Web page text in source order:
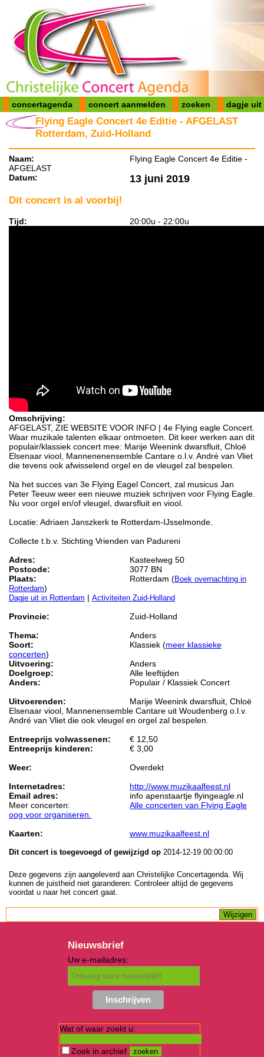
concertagenda concert aanmelden zoeken dagje uit
Flying Eagle Concert 4e Editie - AFGELAST
Rotterdam, Zuid-Holland
Naam:
Flying Eagle Concert 4e Editie -
AFGELAST
Datum:
13 juni 2019
Dit concert is al voorbij!
Tijd: 20:00u - 22:00u
Omschrijving:
AFGELAST, ZIE WEBSITE VOOR INFO | 4e Flying eagle Concert.
Waar muzikale talenten elkaar ontmoeten. Dit keer werken aan dit
populair/klassiek concert mee: Marije Weenink dwarsfluit, Chloë
Elsenaar viool, Mannenenensemble Cantare o.l.v. André van Vliet
die tevens ook afwisselend orgel en de vleugel zal bespelen.
Na het succes van 3e Flying Eagel Concert, zal musicus Jan
Peter Teeuw weer een nieuwe muziek schrijven voor Flying Eagle.
Nu voor orgel en/of vleugel, dwarsfluit en viool.
Locatie: Adriaen Janszkerk te Rotterdam-IJsselmonde.
Collecte t.b.v. Stichting Vrienden van Padureni
Adres:
Kasteelweg 50
Postcode:
3077 BN
Plaats:
Rotterdam (Boek overnachting in
Rotterdam)
Dagje uit in Rotterdam | Activiteiten Zuid-Holland
Provincie:
Zuid-Holland
Thema:
Anders
Soort:
Klassiek (meer klassieke
concerten)
Uitvoering:
Anders
Doelgroep:
Alle leeftijden
Anders:
Populair / Klassiek Concert
Uitvoerenden:
Marije Weenink dwarsfluit, Chloë
Elsenaar viool, Mannenensemble Cantare uit Woudenberg o.l.v.
André van Vliet die ook vleugel en orgel zal bespelen.
Entreeprijs volwassenen:
€ 12,50
Entreeprijs kinderen:
€ 3,00
Weer:
Overdekt
Internetadres:
http://www.muzikaalfeest.nl
Email adres:
info apenstaartje flyingeagle.nl
Meer concerten:
Alle concerten van Flying Eagle
oog voor organiseren.
Kaarten:
www.muzikaalfeest.nl
Dit concert is toegevoegd of gewijzigd op 2014-12-19 00:00:00
Deze gegevens zijn aangeleverd aan Christelijke Concertagenda. Wij
kunnen de juistheid niet garanderen: Controleer altijd de gegevens
voordat u naar het concert gaat.
Nieuwsbrief
Uw e-mailadres:
Wat of waar zoekt u:
Zoek in archief